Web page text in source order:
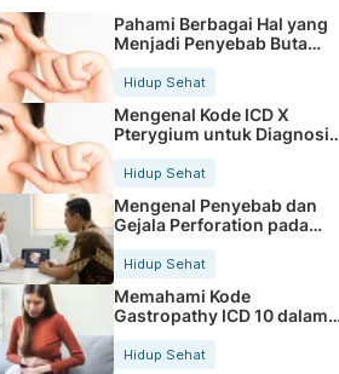
Pahami Berbagai Hal yang
Menjadi Penyebab Buta
Hidup Sehat
Mengenal Kode ICD X
Pterygium untuk Diagnosis
Hidup Sehat
Mengenal Penyebab dan
Gejala Perforation pada
Tubuh
Hidup Sehat
Memahami Kode
Gastropathy ICD 10 dalam
Rekam Medis Pasien
Hidup Sehat